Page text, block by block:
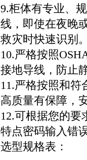
9.柜体有专业、
线，即使在夜晚
救灾时快速识别
10.严格按照
接地导线，防止
11.严格按照和符
高质量有保障，
12.可根据您的要
特点密码输入错
选型规格表：